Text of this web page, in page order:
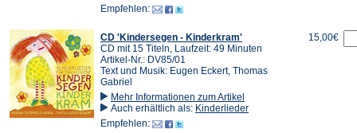
Empfehlen:
CD 'Kindersegen - Kinderkram'
CD mit 15 Titeln, Laufzeit: 49 Minuten
Artikel-Nr.: DV85/01
Text und Musik: Eugen Eckert, Thomas
Gabriel
Mehr Informationen zum Artikel
Auch erhältlich als: Kinderlieder
Empfehlen:
15,00€